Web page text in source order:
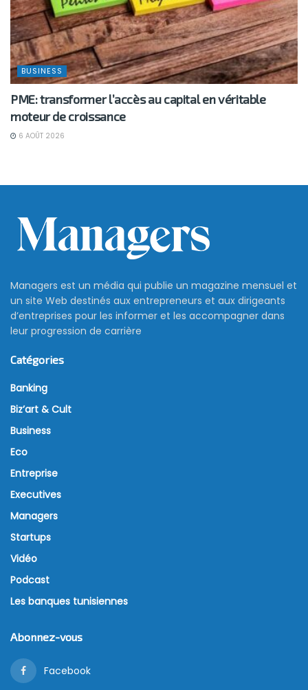
BUSINESS
PME: transformer l’accès au capital en véritable
moteur de croissance
6 AOÛT 2026
Managers est un média qui publie un magazine mensuel et
un site Web destinés aux entrepreneurs et aux dirigeants
d’entreprises pour les informer et les accompagner dans
leur progression de carrière
Catégories
Banking
Biz’art & Cult
Business
Eco
Entreprise
Executives
Managers
Startups
Vidéo
Podcast
Les banques tunisiennes
Abonnez-vous
Facebook